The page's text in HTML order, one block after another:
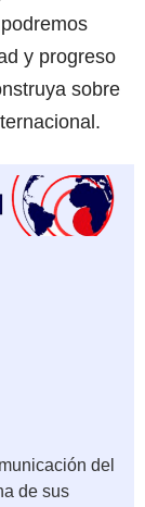
y progreso
sobre
del
de sus